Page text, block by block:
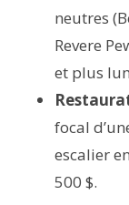
neutres
Revere
et plus
focal
escalier
500 $.